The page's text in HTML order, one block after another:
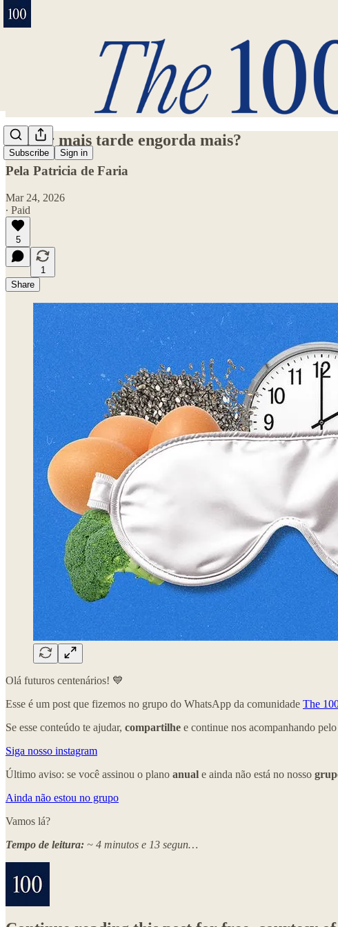
Subscribe Sign in
Comer mais tarde engorda mais?
Pela Patricia de Faria
Mar 24, 2026
∙ Paid
5
1
Share
Olá futuros centenários! 💙
Esse é um post que fizemos no grupo do WhatsApp da comunidade The
Se esse conteúdo te ajudar, compartilhe e continue nos acompanhando
Siga nosso instagram
Último aviso: se você assinou o plano anual e ainda não está no nosso
Ainda não estou no grupo
Vamos lá?
Tempo de leitura: ~ 4 minutos e 13 segun…